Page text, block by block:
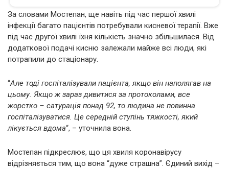
За словами Мостепан, ще навіть під час першої хвилі
інфекції багато пацієнтів потребували кисневої терапії. Вже
під час другої хвилі їхня кількість значно збільшилася. Від
додаткової подачі кисню залежали майже всі люди, які
потрапили до стаціонару.
“Але тоді госпіталізували пацієнта, якщо він наполягав на
цьому. Якщо ж зараз дивитися за протоколами, все
жорстко – сатурація понад 92, то людина не повинна
госпіталізуватися. Це середній ступінь тяжкості, який
лікується вдома“, – уточнила вона.
Мостепан підкреслює, що ця хвиля коронавірусу
відрізняється тим, що вона “дуже страшна”. Єдиний вихід –